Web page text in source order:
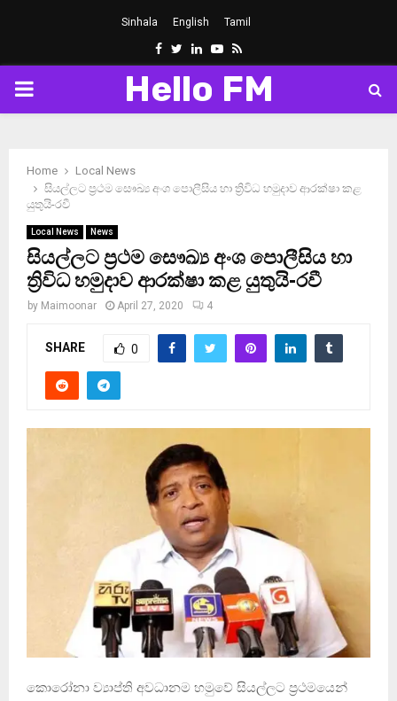
Sinhala English Tamil
Facebook
Twitter
LinkedinYoutube
Rss
PRIMARY
Hello FM
Home
Local News
සියල්ලට ප්‍රථම සෞඛ්‍ය අංශ පොලීසිය හා ත්‍රිවිධ හමුදාව ආරක්ෂා කළ
යුතුයි-රවී
Local News News
සියල්ලට ප්‍රථම සෞඛ්‍ය අංශ පොලීසිය හා
ත්‍රිවිධ හමුදාව ආරක්ෂා කළ යුතුයි-රවී
by Maimoonar April 27, 2020 4
SHARE 0
කොරෝනා ව්‍යාප්ති අවධානම හමුවේ සියල්ලට ප්‍රථමයෙන්